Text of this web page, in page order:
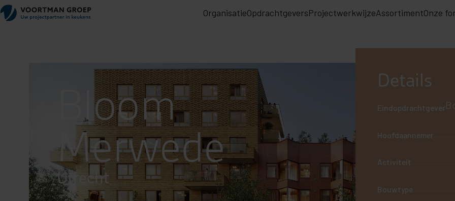
OrganisatieOpdrachtgeversProjectwerkwijzeAssortimentOnze
Bloom
Merwede
Utrecht
Details
Eindopdrachtgever
Hoofdaannemer
Activiteit
Bouwtype